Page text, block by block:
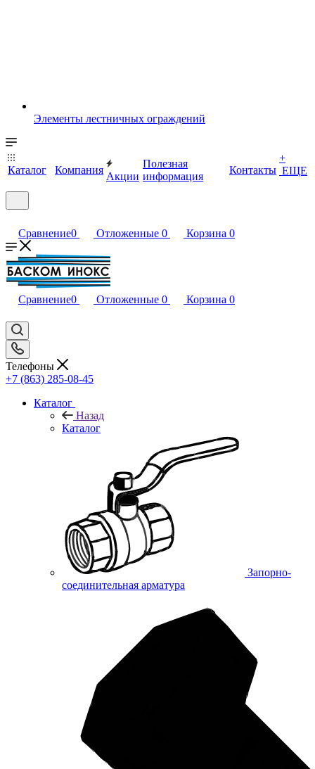
Элементы лестничных ограждений
Каталог Компания
Акции
Полезная
информация
Контакты
+
ЕЩЕ
Сравнение0 Отложенные 0 Корзина 0
Сравнение0 Отложенные 0 Корзина 0
Телефоны
+7 (863) 285-08-45
Каталог
Назад
Каталог
Запорно-
соединительная арматура